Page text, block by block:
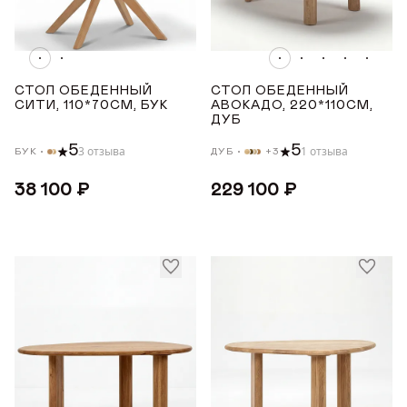
Награды
Телепроекты
Показать все
МАТЕРИАЛ
Белая эмаль
Венге
СТОЛ ОБЕДЕННЫЙ
СИТИ, 110*70СМ, БУК
БУК 53 отзыва
38 100 ₽
СТОЛ ОБЕДЕННЫЙ
АВОКАДО, 220*110СМ,
ДУБ
ДУБ +3 51 отзыва
229 100 ₽